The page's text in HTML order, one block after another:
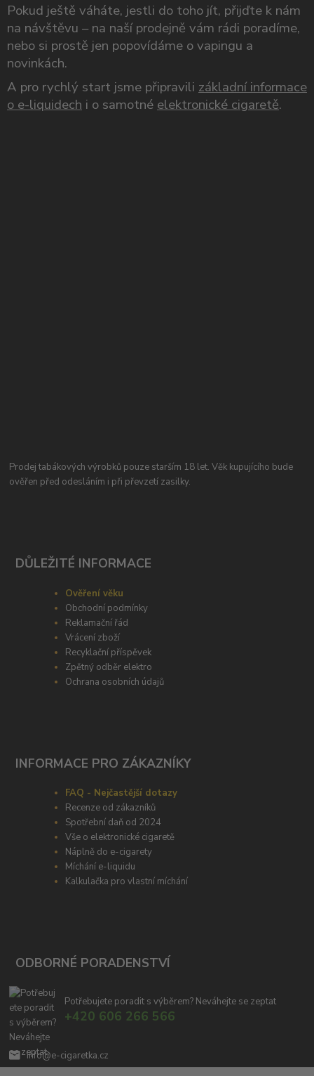
Pokud ještě váháte, jestli do toho jít, přijďte k nám
na návštěvu – na naší prodejně vám rádi poradíme,
nebo si prostě jen popovídáme o vapingu a
novinkách.
A pro rychlý start jsme připravili základní informace
o e-liquidech i o samotné elektronické cigaretě.
Prodej tabákových výrobků pouze starším 18 let. Věk kupujícího bude
ověřen před odesláním i při převzetí zasilky.
DŮLEŽITÉ INFORMACE
Ověření věku
Obchodní podmínky
Reklamační řád
Vrácení zboží
Recyklační příspěvek
Zpětný odběr elektro
Ochrana osobních údajů
INFORMACE PRO ZÁKAZNÍKY
FAQ - Nejčastější dotazy
Recenze od zákazníků
Spotřební daň od 2024
Vše o elektronické cigaretě
Náplně do e-cigarety
Míchání e-liquidu
Kalkulačka pro vlastní míchání
ODBORNÉ PORADENSTVÍ
Potřebujete poradit s výběrem? Neváhejte se zeptat
+420 606 266 566
info@e-cigaretka.cz